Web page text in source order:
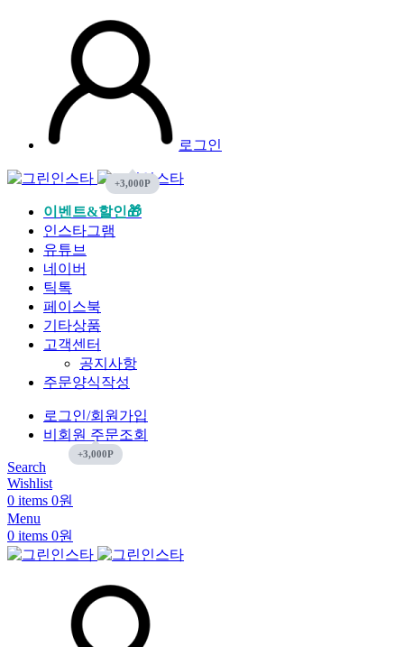
로그인
이벤트&할인🎁
인스타그램
유튜브
네이버
틱톡
페이스북
기타상품
고객센터
공지사항
주문양식작성
로그인/회원가입
비회원 주문조회
Search
Wishlist
0 items 0원
Menu
0 items 0원